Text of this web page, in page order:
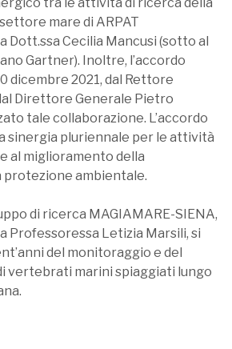
mare di ARPAT
Dott.ssa Cecilia Mancusi (sotto al
Gartner). Inoltre, l’accordo
dicembre 2021, dal Rettore
Direttore Generale Pietro
tale collaborazione. L’accordo
sinergia pluriennale per le attività
al miglioramento della
protezione ambientale.
di ricerca MAGIAMARE-SIENA,
Professoressa Letizia Marsili, si
del monitoraggio e del
vertebrati marini spiaggiati lungo